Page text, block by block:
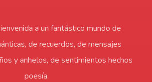
a un fantástico mundo de
de recuerdos, de mensajes
y anhelos, de sentimientos hechos
poesía.